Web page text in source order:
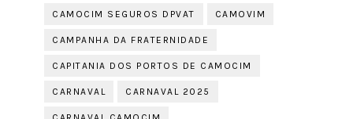
CAMOCIM SEGUROS DPVAT CAMOVIM
CAMPANHA DA FRATERNIDADE
CAPITANIA DOS PORTOS DE CAMOCIM
CARNAVAL CARNAVAL 2025